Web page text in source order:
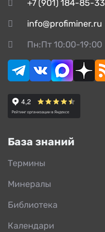
+7 (901) 184-85-33
info@profiminer.ru
Пн:Пт 10:00-19:00
База знаний
Термины
Минералы
Библиотека
Календари